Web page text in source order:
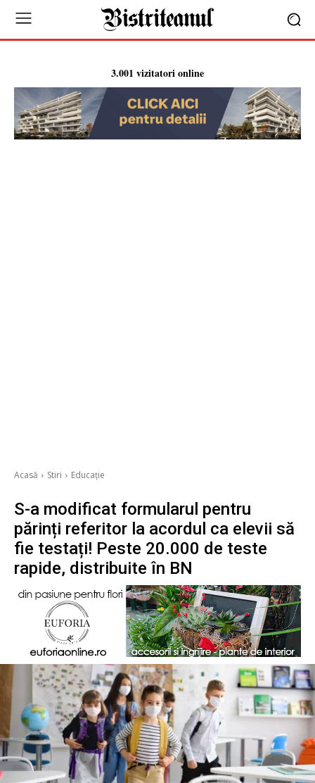
3.001 vizitatori online
Acasă Stiri Educație
S-a modificat formularul pentru
părinți referitor la acordul ca elevii să
fie testați! Peste 20.000 de teste
rapide, distribuite în BN